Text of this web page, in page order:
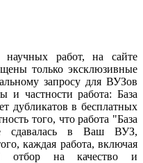
работ, на сайте
только эксклюзивные
запросу для ВУЗов
и частности работа: База
дубликатов в бесплатных
того, что работа "База
сдавалась в Ваш ВУЗ,
каждая работа, включая
отбор на качество и